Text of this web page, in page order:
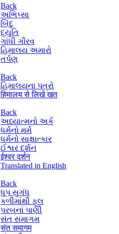
Back
અભિપ્સા
બિંદુ
દ્યુતિ
ગાંધી ગૌરવ
હિમાલય અમારો
તર્પણ
Back
હિમાલયના પત્રો
हिमालय से लिखे खत
Back
અધ્યાત્મનો અર્ક
ધર્મનો મર્મ
ધર્મનો સાક્ષાત્કાર
ઈશ્વર દર્શન
ईश्वर दर्शन
Translated in English
Back
ધૂપ સુગંધ
કળીમાંથી ફૂલ
પરબનાં પાણી
સંત સમાગમ
संत समागम